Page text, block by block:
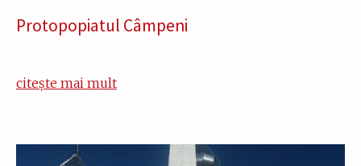
Protopopiatul Câmpeni
citește mai mult